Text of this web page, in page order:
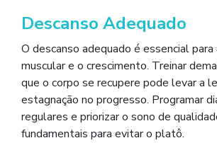
Descanso Adequado
O descanso adequado é essencial para
muscular e o crescimento. Treinar
que o corpo se recupere pode levar a
estagnação no progresso. Programar
regulares e priorizar o sono de
fundamentais para evitar o platô.